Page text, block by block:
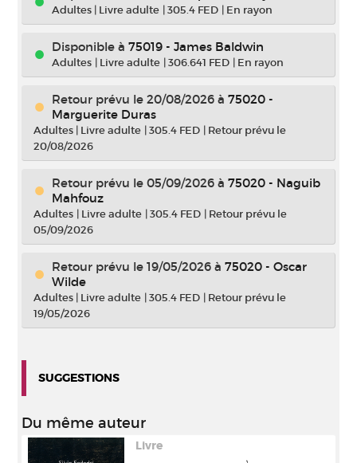
Adultes | Livre adulte |305.4 FED | En rayon
Disponible à 75019 - James Baldwin
Adultes | Livre adulte |306.641 FED | En rayon
Retour prévu le 20/08/2026 à 75020 -
Marguerite Duras
Adultes | Livre adulte |305.4 FED | Retour prévu le
20/08/2026
Retour prévu le 05/09/2026 à 75020 - Naguib
Mahfouz
Adultes | Livre adulte |305.4 FED | Retour prévu le
05/09/2026
Retour prévu le 19/05/2026 à 75020 - Oscar
Wilde
Adultes | Livre adulte |305.4 FED | Retour prévu le
19/05/2026
SUGGESTIONS
Du même auteur
Livre